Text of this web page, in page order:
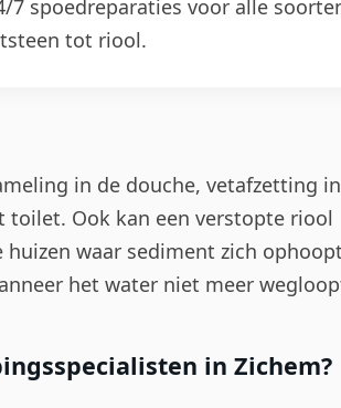
7 spoedreparaties voor alle
tot riool.
in de douche, vetafzetting
toilet. Ook kan een verstopte riool
waar sediment zich
het water niet meer
in Zichem?